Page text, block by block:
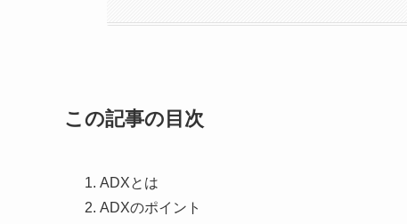
この記事の目次
ADXとは
ADXのポイント